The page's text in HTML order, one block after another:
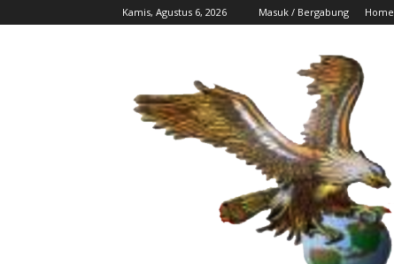
Kamis, Agustus 6, 2026 Masuk / Bergabung Home